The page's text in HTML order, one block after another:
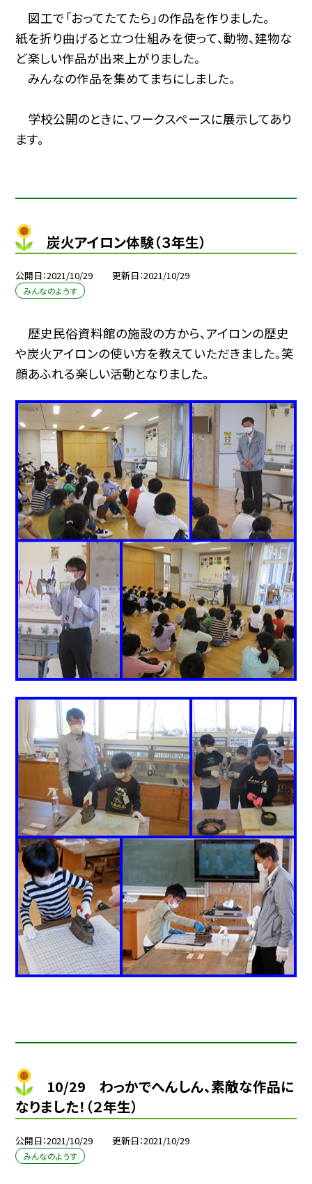
図工で「おってたてたら」の作品を作りました。
紙を折り曲げると立つ仕組みを使って、動物、建物な
ど楽しい作品が出来上がりました。
みんなの作品を集めてまちにしました。
学校公開のときに、ワークスペースに展示してあり
ます。
炭火アイロン体験（３年生）
公開日 2021/10/29 更新日 2021/10/29
みんなのようす
歴史民俗資料館の施設の方から、アイロンの歴史
や炭火アイロンの使い方を教えていただきました。笑
顔あふれる楽しい活動となりました。
10/29 わっかでへんしん、素敵な作品に
なりました！（２年生）
公開日 2021/10/29 更新日 2021/10/29
みんなのようす